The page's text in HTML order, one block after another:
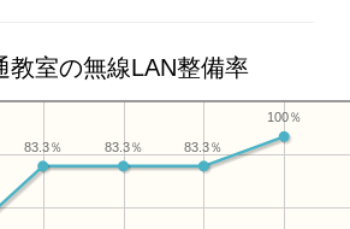
教室の無線LAN整備率
100％
83.3％
83.3％
83.3％